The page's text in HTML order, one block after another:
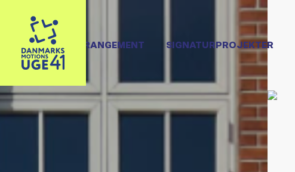
OPRET ARRANGEMENT SIGNATURPROJEKTER